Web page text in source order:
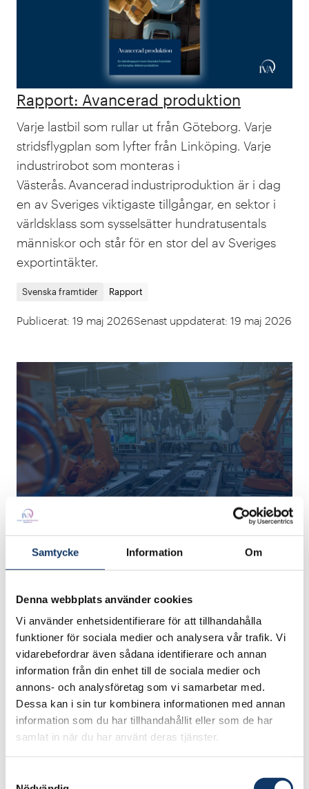
Samtycke Information Om
Denna webbplats använder cookies
Vi använder enhetsidentifierare för att tillhandahålla
funktioner för sociala medier och analysera vår trafik. Vi
vidarebefordrar även sådana identifierare och annan
information från din enhet till de sociala medier och
annons- och analysföretag som vi samarbetar med.
Dessa kan i sin tur kombinera informationen med annan
information som du har tillhandahållit eller som de har
samlat in när du har använt deras tjänster.
Rapport: Avancerad produktion
Varje lastbil som rullar ut från Göteborg. Varje
stridsflygplan som lyfter från Linköping. Varje
industrirobot som monteras i
Västerås. Avancerad industriproduktion är i dag
en av Sveriges viktigaste tillgångar, en sektor i
världsklass som sysselsätter hundratusentals
människor och står för en stor del av Sveriges
exportintäkter.
Svenska framtider Rapport
Publicerat: 19 maj 2026Senast uppdaterat: 19 maj 2026
En svensk industri i världsklass — så
säkrar vi ledarpositionen
Publicerat:09 april 2026
Senast uppdaterat:09 april 2026